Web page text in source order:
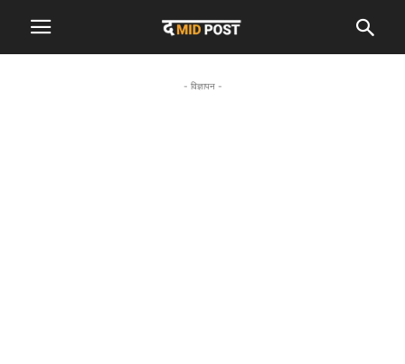
- विज्ञापन -